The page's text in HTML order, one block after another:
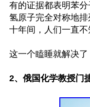
有的证据都表明苯
氢原子完全对称地
十年间，人们一直不
这一个瞌睡就解决了
2、俄国化学教授门